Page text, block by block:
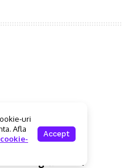
Casa Si Gradina
uri
Afla
Accept